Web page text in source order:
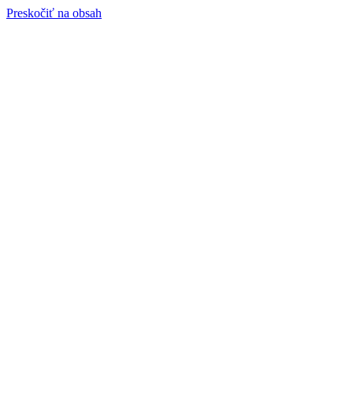
Preskočiť na obsah